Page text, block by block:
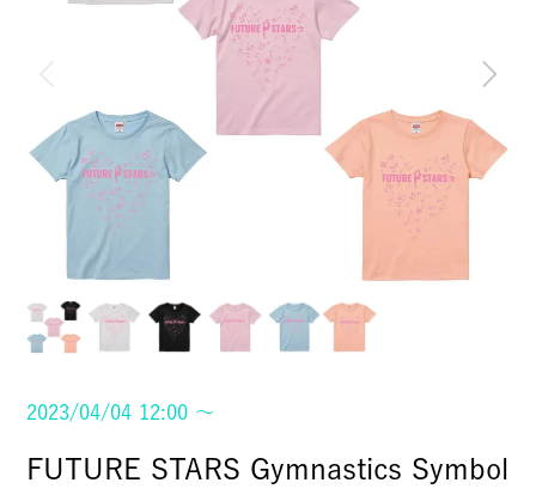
2023/04/04 12:00 〜
FUTURE STARS Gymnastics Symbol